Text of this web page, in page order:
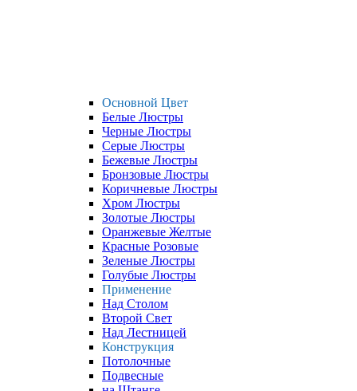
Основной Цвет
Белые Люстры
Черные Люстры
Серые Люстры
Бежевые Люстры
Бронзовые Люстры
Коричневые Люстры
Хром Люстры
Золотые Люстры
Оранжевые Желтые
Красные Розовые
Зеленые Люстры
Голубые Люстры
Применение
Над Столом
Второй Свет
Над Лестницей
Конструкция
Потолочные
Подвесные